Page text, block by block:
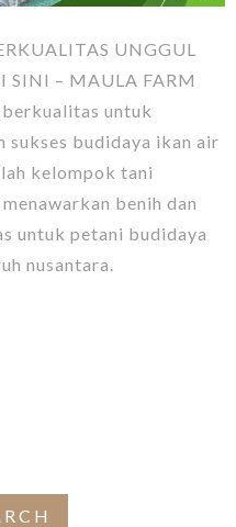
UNGGUL
SINI – MAULA FARM
untuk
sukses budidaya ikan air
kelompok tani
benih dan
untuk petani budidaya
nusantara.